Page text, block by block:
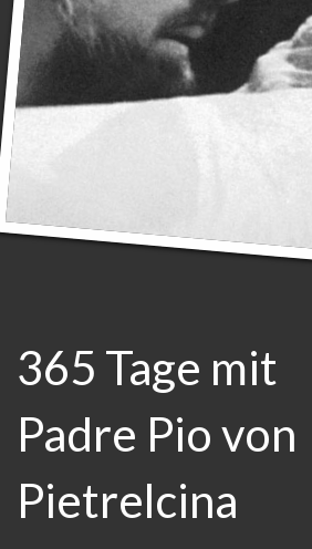
365 Tage mit
Padre Pio von
Pietrelcina